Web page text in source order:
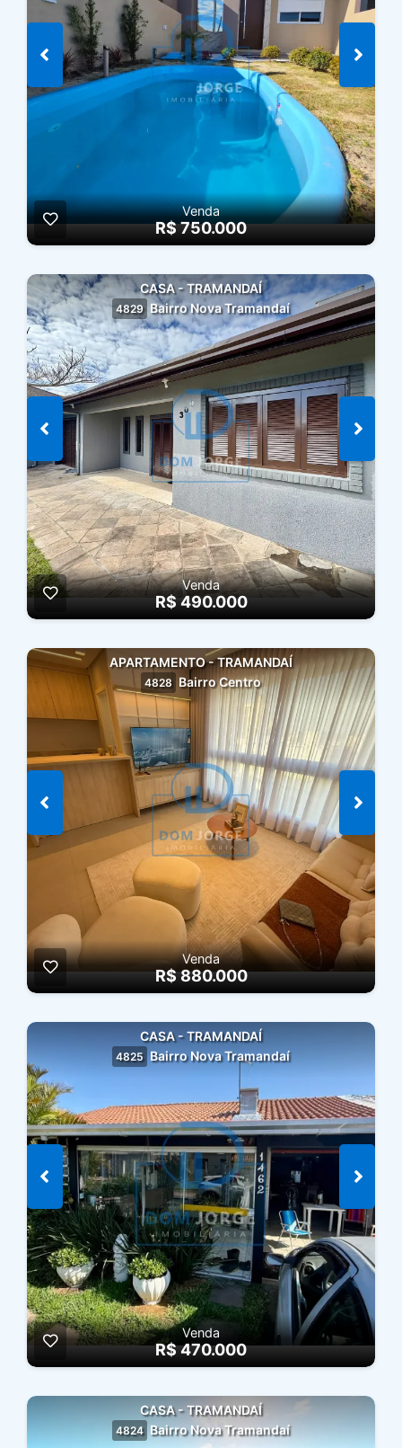
Venda
R$ 750.000
CASA - TRAMANDAÍ
4829 Bairro Nova Tramandaí
Venda
R$ 490.000
APARTAMENTO - TRAMANDAÍ
4828 Bairro Centro
Venda
R$ 880.000
CASA - TRAMANDAÍ
4825 Bairro Nova Tramandaí
Venda
R$ 470.000
CASA - TRAMANDAÍ
4824 Bairro Nova Tramandaí